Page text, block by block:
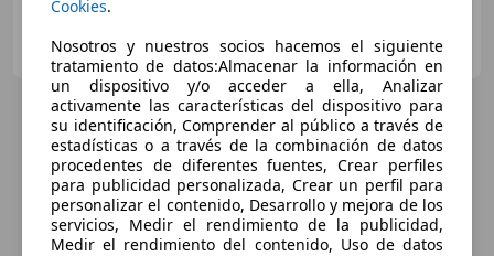
ES-28939 ARROYOMOLINOS
Cookies.
Nosotros y nuestros socios hacemos el siguiente
tratamiento de datos:Almacenar la información en
un dispositivo y/o acceder a ella, Analizar
activamente las características del dispositivo para
su identificación, Comprender al público a través de
estadísticas o a través de la combinación de datos
procedentes de diferentes fuentes, Crear perfiles
para publicidad personalizada, Crear un perfil para
personalizar el contenido, Desarrollo y mejora de los
servicios, Medir el rendimiento de la publicidad,
Medir el rendimiento del contenido, Uso de datos